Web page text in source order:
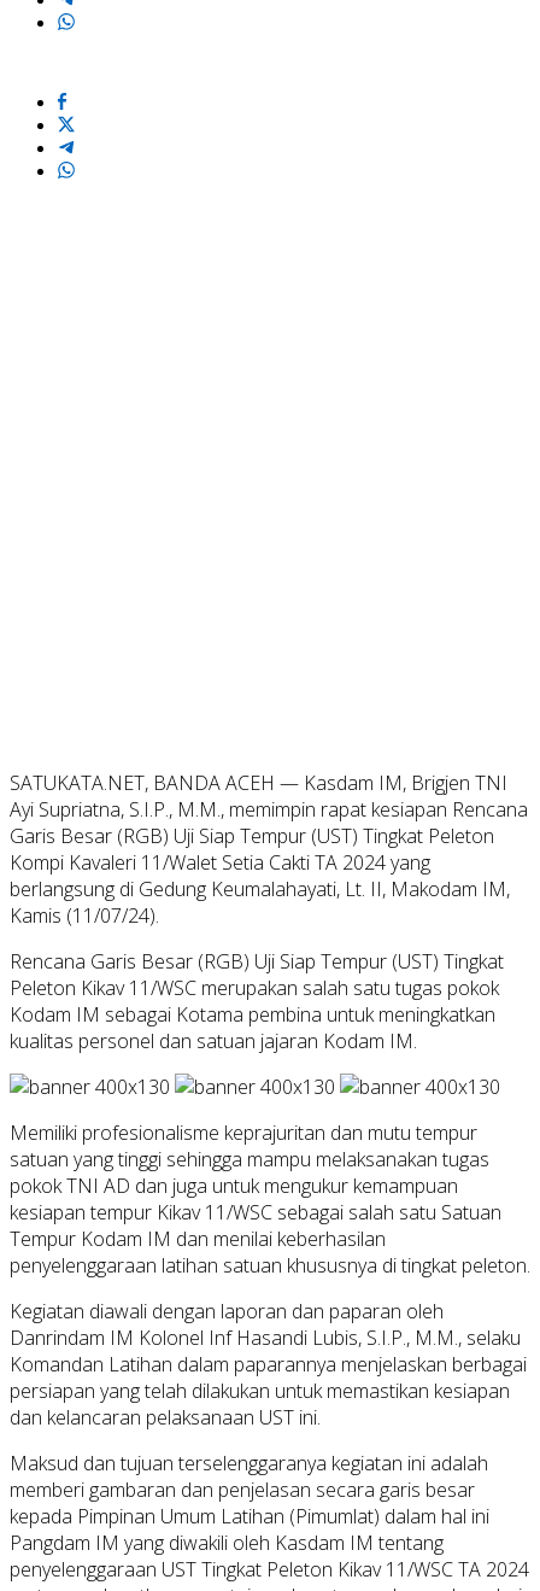
SATUKATA.NET, BANDA ACEH — Kasdam IM, Brigjen TNI
Ayi Supriatna, S.I.P., M.M., memimpin rapat kesiapan Rencana
Garis Besar (RGB) Uji Siap Tempur (UST) Tingkat Peleton
Kompi Kavaleri 11/Walet Setia Cakti TA 2024 yang
berlangsung di Gedung Keumalahayati, Lt. II, Makodam IM,
Kamis (11/07/24).
Rencana Garis Besar (RGB) Uji Siap Tempur (UST) Tingkat
Peleton Kikav 11/WSC merupakan salah satu tugas pokok
Kodam IM sebagai Kotama pembina untuk meningkatkan
kualitas personel dan satuan jajaran Kodam IM.
Memiliki profesionalisme keprajuritan dan mutu tempur
satuan yang tinggi sehingga mampu melaksanakan tugas
pokok TNI AD dan juga untuk mengukur kemampuan
kesiapan tempur Kikav 11/WSC sebagai salah satu Satuan
Tempur Kodam IM dan menilai keberhasilan
penyelenggaraan latihan satuan khususnya di tingkat peleton.
Kegiatan diawali dengan laporan dan paparan oleh
Danrindam IM Kolonel Inf Hasandi Lubis, S.I.P., M.M., selaku
Komandan Latihan dalam paparannya menjelaskan berbagai
persiapan yang telah dilakukan untuk memastikan kesiapan
dan kelancaran pelaksanaan UST ini.
Maksud dan tujuan terselenggaranya kegiatan ini adalah
memberi gambaran dan penjelasan secara garis besar
kepada Pimpinan Umum Latihan (Pimumlat) dalam hal ini
Pangdam IM yang diwakili oleh Kasdam IM tentang
penyelenggaraan UST Tingkat Peleton Kikav 11/WSC TA 2024